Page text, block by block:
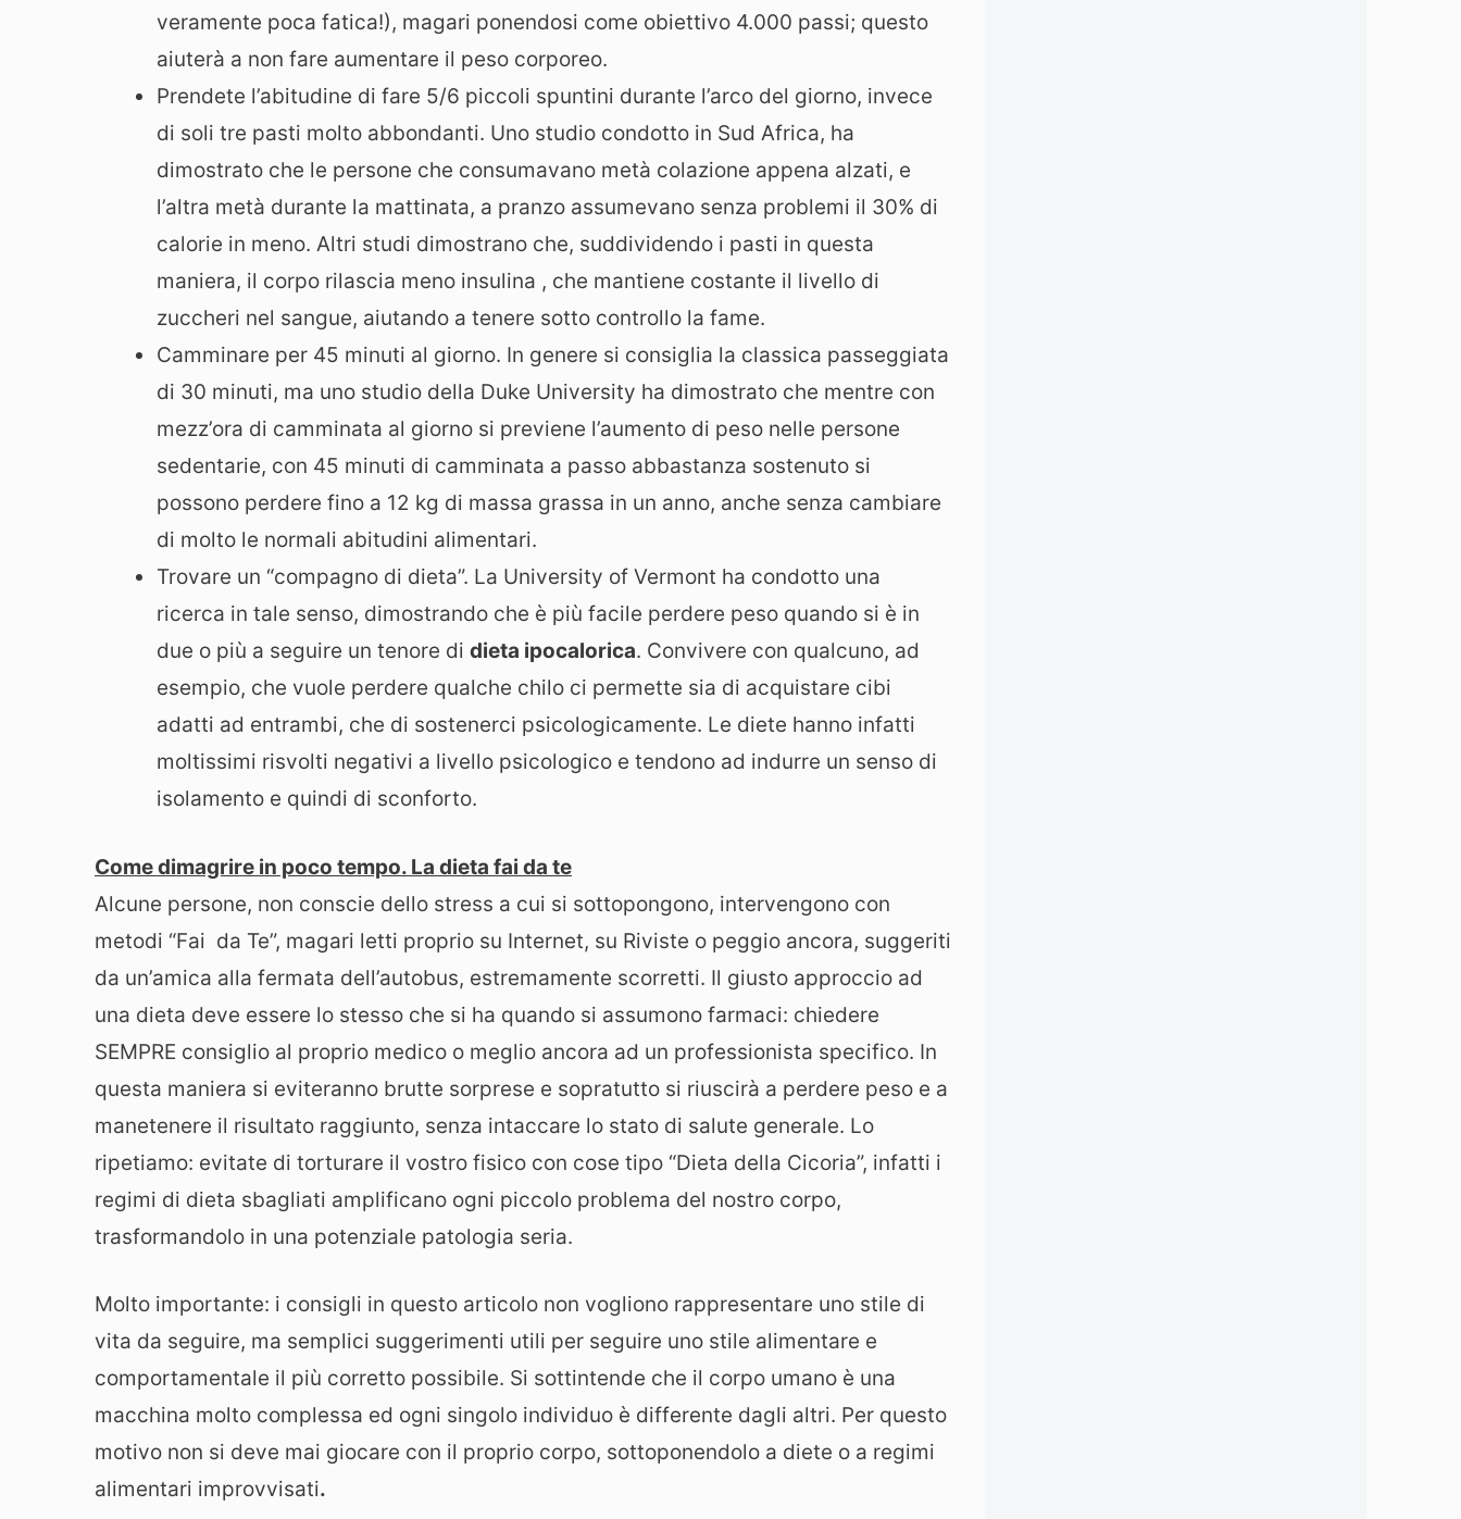
veramente poca fatica!), magari ponendosi come obiettivo 4.000 passi; questo
aiuterà a non fare aumentare il peso corporeo.
Prendete l’abitudine di fare 5/6 piccoli spuntini durante l’arco del giorno, invece
di soli tre pasti molto abbondanti. Uno studio condotto in Sud Africa, ha
dimostrato che le persone che consumavano metà colazione appena alzati, e
l’altra metà durante la mattinata, a pranzo assumevano senza problemi il 30% di
calorie in meno. Altri studi dimostrano che, suddividendo i pasti in questa
maniera, il corpo rilascia meno insulina , che mantiene costante il livello di
zuccheri nel sangue, aiutando a tenere sotto controllo la fame.
Camminare per 45 minuti al giorno. In genere si consiglia la classica passeggiata
di 30 minuti, ma uno studio della Duke University ha dimostrato che mentre con
mezz’ora di camminata al giorno si previene l’aumento di peso nelle persone
sedentarie, con 45 minuti di camminata a passo abbastanza sostenuto si
possono perdere fino a 12 kg di massa grassa in un anno, anche senza cambiare
di molto le normali abitudini alimentari.
Trovare un “compagno di dieta”. La University of Vermont ha condotto una
ricerca in tale senso, dimostrando che è più facile perdere peso quando si è in
due o più a seguire un tenore di dieta ipocalorica. Convivere con qualcuno, ad
esempio, che vuole perdere qualche chilo ci permette sia di acquistare cibi
adatti ad entrambi, che di sostenerci psicologicamente. Le diete hanno infatti
moltissimi risvolti negativi a livello psicologico e tendono ad indurre un senso di
isolamento e quindi di sconforto.
Come dimagrire in poco tempo. La dieta fai da te
Alcune persone, non conscie dello stress a cui si sottopongono, intervengono con
metodi “Fai da Te”, magari letti proprio su Internet, su Riviste o peggio ancora, suggeriti
da un’amica alla fermata dell’autobus, estremamente scorretti. Il giusto approccio ad
una dieta deve essere lo stesso che si ha quando si assumono farmaci: chiedere
SEMPRE consiglio al proprio medico o meglio ancora ad un professionista specifico. In
questa maniera si eviteranno brutte sorprese e sopratutto si riuscirà a perdere peso e a
manetenere il risultato raggiunto, senza intaccare lo stato di salute generale. Lo
ripetiamo: evitate di torturare il vostro fisico con cose tipo “Dieta della Cicoria”, infatti i
regimi di dieta sbagliati amplificano ogni piccolo problema del nostro corpo,
trasformandolo in una potenziale patologia seria.
Molto importante: i consigli in questo articolo non vogliono rappresentare uno stile di
vita da seguire, ma semplici suggerimenti utili per seguire uno stile alimentare e
comportamentale il più corretto possibile. Si sottintende che il corpo umano è una
macchina molto complessa ed ogni singolo individuo è differente dagli altri. Per questo
motivo non si deve mai giocare con il proprio corpo, sottoponendolo a diete o a regimi
alimentari improvvisati.